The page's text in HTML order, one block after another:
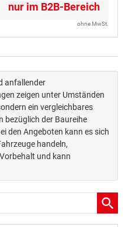
nur im B2B-Bereich
ohne MwSt.
anfallender
zeigen unter Umständen
ein vergleichbares
bezüglich der Baureihe
den Angeboten kann es sich
handeln,
und kann